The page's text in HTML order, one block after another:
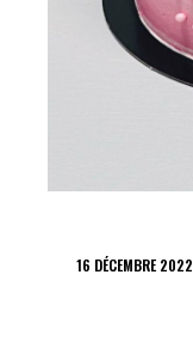
16 DÉCEMBRE 2022